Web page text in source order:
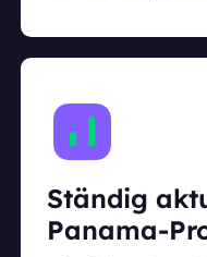
Ständig
Panama-